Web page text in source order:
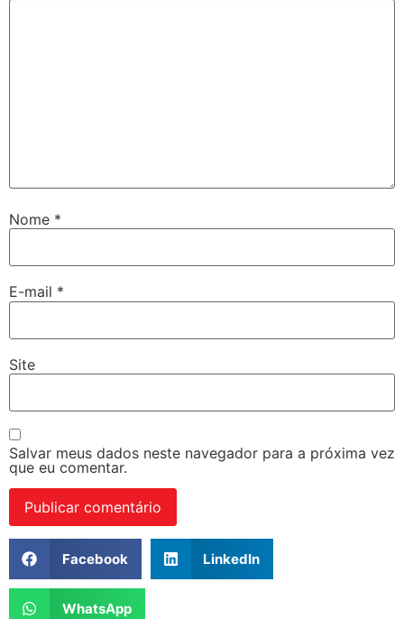
Nome *
E-mail *
Site
Salvar meus dados neste navegador para a próxima vez
que eu comentar.
Facebook LinkedIn
WhatsApp